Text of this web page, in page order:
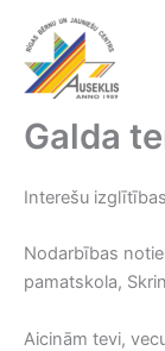
content
Galda
Interešu
Nodarbības
pamatskola,
Aicinām tevi,